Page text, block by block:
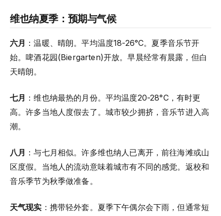
维也纳夏季：预期与气候
六月 ：温暖、晴朗。平均温度18-26°C。夏季音乐节开
始。啤酒花园(Biergarten)开放。早晨经常有晨露，但白
天晴朗。
七月 ：维也纳最热的月份。平均温度20-28°C，有时更
高。许多当地人度假去了。城市较少拥挤，音乐节进入高
潮。
八月 ：与七月相似。许多维也纳人已离开，前往海滩或山
区度假。当地人的流动意味着城市有不同的感觉。返校和
音乐季节为秋季做准备。
天气现实 ：携带轻外套。夏季下午偶尔会下雨，但通常短